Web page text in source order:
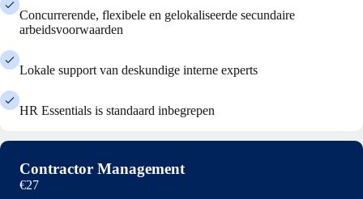
Concurrerende, flexibele en gelokaliseerde secundaire
arbeidsvoorwaarden
Lokale support van deskundige interne experts
HR Essentials is standaard inbegrepen
Contractor Management
€27